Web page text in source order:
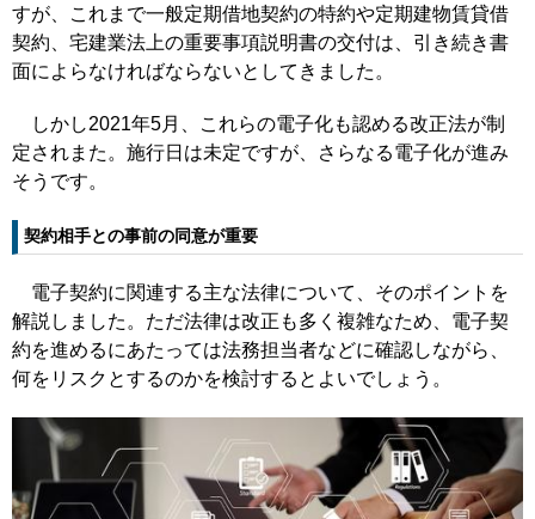
すが、これまで一般定期借地契約の特約や定期建物賃貸借
契約、宅建業法上の重要事項説明書の交付は、引き続き書
面によらなければならないとしてきました。
しかし2021年5月、これらの電子化も認める改正法が制
定されまた。施行日は未定ですが、さらなる電子化が進み
そうです。
契約相手との事前の同意が重要
電子契約に関連する主な法律について、そのポイントを
解説しました。ただ法律は改正も多く複雑なため、電子契
約を進めるにあたっては法務担当者などに確認しながら、
何をリスクとするのかを検討するとよいでしょう。